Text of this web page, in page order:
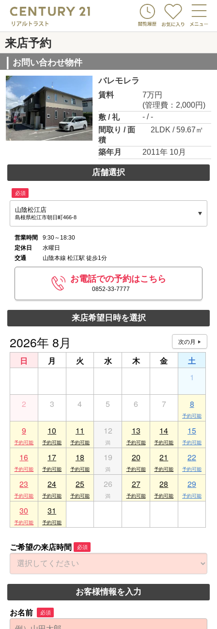
来店予約
お問い合わせ物件
バレモレラ
賃料
7万円
(管理費：2,000円)
敷 / 礼
- / -
間取り / 面
積
2LDK / 59.67㎡
築年月 2011年 10月
店舗選択
必須
山陰松江店
島根県松江市朝日町466-8
営業時間
9:30～18:30
定休日
水曜日
交通
山陰本線 松江駅 徒歩1分
お電話での予約はこちら
0852-33-7777
来店希望日時を選択
2026年 8月
日 月 火 水 木 金
土
1
2 3 4 5 6 7 8
9 10 11 12 13 14 15
16 17 18 19 20 21 22
23 24 25 26 27 28 29
30 31
ご希望の来店時間 必須
お客様情報を入力
お名前 必須